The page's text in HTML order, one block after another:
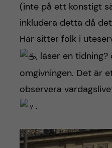
(inte på ett konstigt
inkludera detta då
Här sitter folk i
, läser en tidning?
omgivningen. Det är
observera
.